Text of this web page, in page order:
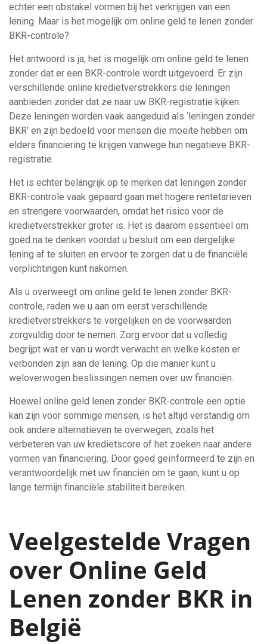
echter een obstakel vormen bij het verkrijgen van een
lening. Maar is het mogelijk om online geld te lenen zonder
BKR-controle?
Het antwoord is ja, het is mogelijk om online geld te lenen
zonder dat er een BKR-controle wordt uitgevoerd. Er zijn
verschillende online kredietverstrekkers die leningen
aanbieden zonder dat ze naar uw BKR-registratie kijken.
Deze leningen worden vaak aangeduid als ‘leningen zonder
BKR’ en zijn bedoeld voor mensen die moeite hebben om
elders financiering te krijgen vanwege hun negatieve BKR-
registratie.
Het is echter belangrijk op te merken dat leningen zonder
BKR-controle vaak gepaard gaan met hogere rentetarieven
en strengere voorwaarden, omdat het risico voor de
kredietverstrekker groter is. Het is daarom essentieel om
goed na te denken voordat u besluit om een dergelijke
lening af te sluiten en ervoor te zorgen dat u de financiële
verplichtingen kunt nakomen.
Als u overweegt om online geld te lenen zonder BKR-
controle, raden we u aan om eerst verschillende
kredietverstrekkers te vergelijken en de voorwaarden
zorgvuldig door te nemen. Zorg ervoor dat u volledig
begrijpt wat er van u wordt verwacht en welke kosten er
verbonden zijn aan de lening. Op die manier kunt u
weloverwogen beslissingen nemen over uw financiën.
Hoewel online geld lenen zonder BKR-controle een optie
kan zijn voor sommige mensen, is het altijd verstandig om
ook andere alternatieven te overwegen, zoals het
verbeteren van uw kredietscore of het zoeken naar andere
vormen van financiering. Door goed geïnformeerd te zijn en
verantwoordelijk met uw financiën om te gaan, kunt u op
lange termijn financiële stabiliteit bereiken.
Veelgestelde Vragen
over Online Geld
Lenen zonder BKR in
België